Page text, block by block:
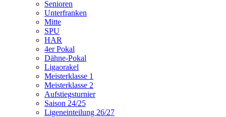
Senioren
Unterfranken
Mitte
SPU
HAR
4er Pokal
Dähne-Pokal
Ligaorakel
Meisterklasse 1
Meisterklasse 2
Aufstiegsturnier
Saison 24/25
Ligeneinteilung 26/27